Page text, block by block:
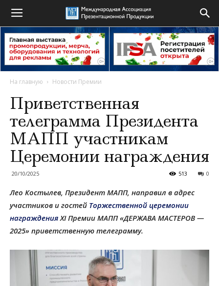
На главную Новости Премии
Приветственная
телеграмма Президента
МАПП участникам
Церемонии награждения
20/10/2025 0
513
Лео Костылев, Президент МАПП, направил в адрес
участников и гостей Торжественной церемонии
награжденияXI Премии МАПП «ДЕРЖАВА МАСТЕРОВ —
2025» приветственную телеграмму.